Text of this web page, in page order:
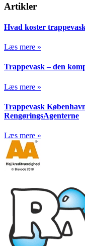
Artikler
Hvad koster
Læs mere »
Trappevask – den
Læs mere »
Trappevask
RengøringsAgenterne
Læs mere »